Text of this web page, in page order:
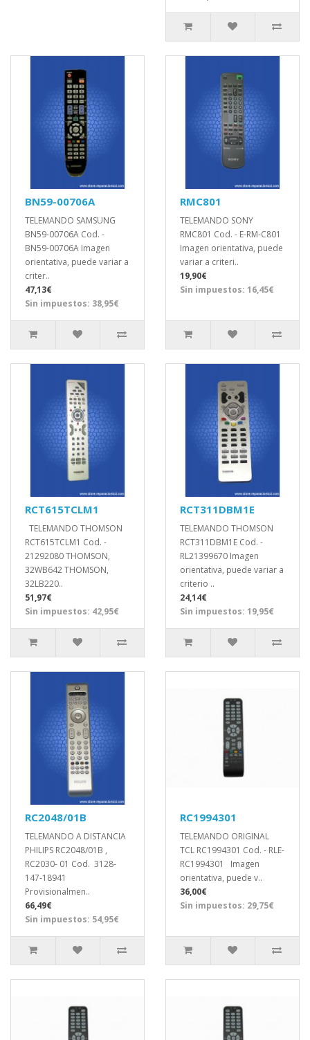
BN59-00706A
TELEMANDO SAMSUNG
BN59-00706A Cod. -
BN59-00706A Imagen
orientativa, puede variar a
criter..
47,13€
Sin impuestos: 38,95€
RMC801
TELEMANDO SONY
RMC801 Cod. - E-RM-C801
Imagen orientativa, puede
variar a criteri..
19,90€
Sin impuestos: 16,45€
RCT615TCLM1
TELEMANDO THOMSON
RCT615TCLM1 Cod. -
21292080 THOMSON,
32WB642 THOMSON,
32LB220..
51,97€
Sin impuestos: 42,95€
RCT311DBM1E
TELEMANDO THOMSON
RCT311DBM1E Cod. -
RL21399670 Imagen
orientativa, puede variar a
criterio ..
24,14€
Sin impuestos: 19,95€
RC2048/01B
TELEMANDO A DISTANCIA
PHILIPS RC2048/01B ,
RC2030- 01 Cod. 3128-
147-18941
Provisionalmen..
66,49€
Sin impuestos: 54,95€
RC1994301
TELEMANDO ORIGINAL
TCL RC1994301 Cod. - RLE-
RC1994301 Imagen
orientativa, puede v..
36,00€
Sin impuestos: 29,75€